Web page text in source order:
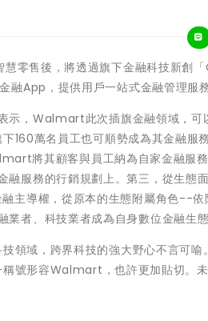
零售後，將透過旗下金融科技新創
App，提供用戶一站式金融管理服務
示，Walmart此次插旗金融領域，可
160萬名員工也可順勢成為其金融服
將其顧客與員工納為自家金融服
融服務的行銷規劃上。第三，從生態
主導權，從原本的生態附屬角色--依
者、科技業者成為自身數位金融生態
領域，跨界科技的強大野心不言可喻
號形容Walmart，也許更加貼切。